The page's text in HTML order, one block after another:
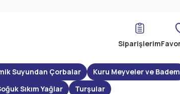
Siparişlerim
Suyundan Çorbalar Kuru Meyveler ve Badem
Sıkım Yağlar Turşular